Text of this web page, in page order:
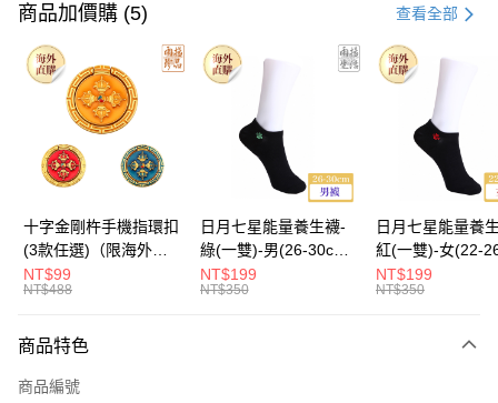
信用卡一次付款
Apple Pay
Google Pay
運送方式
海外國際空運 查看運費
商品加價購 (5) 查看全部
十字金剛杵手機指環扣
(3款任選)（限海外直
購）Ring Holder
NT$99
NT$488
日月七星能量養生襪-
綠(一雙)-男(26-30cm)-
船型（限海外直購）
Socks
NT$199
NT$350
日月七星能量養
紅(一雙)-女(22-
-船型 （限海外
Socks
NT$199
NT$350
商品特色
商品編號